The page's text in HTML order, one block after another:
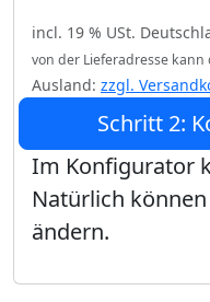
incl. 19 % USt.
von der Lieferadresse kann
Ausland: zzgl.
Schritt 2:
Im Konfigurator
Natürlich
ändern.